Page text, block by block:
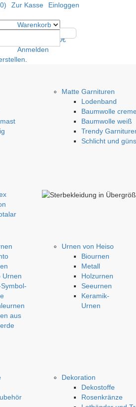
Zur Kasse Einloggen
Warenkorb
- 0,00€
Anmelden
Matte Garnituren
Lodenband
Baumwolle
Baumwolle weiß
Trendy
Schlicht und
Urnen
aus
Urnen von Heiso
Biournen
Metall
Holzurnen
Seeurnen
Keramik-
Urnen
Dekoration
Dekostoffe
Rosenkränze